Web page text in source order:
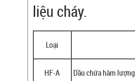
liệu cháy.
Loại
HF-A Dầu chứa hàm